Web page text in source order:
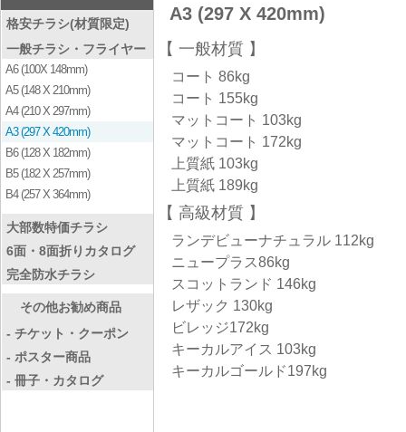
格安チラシ(材質限定)
一般チラシ・フライヤー
A6 (100X 148mm)
A5 (148 X 210mm)
A4 (210 X 297mm)
A3 (297 X 420mm)
B6 (128 X 182mm)
B5 (182 X 257mm)
B4 (257 X 364mm)
大部数特価チラシ
6面・8面折りカタログ
完全防水チラシ
その他お勧め商品
- チケット・クーポン
- ポスター商品
- 冊子・カタログ
A3 (297 X 420mm)
一般材質
コート 86kg
コート 155kg
マットコート 103kg
マットコート 172kg
上質紙 103kg
上質紙 189kg
高級材質
ランデビューナチュラル 112kg
ニュープラス86kg
スコットランド 146kg
レザック 130kg
ビレッジ172kg
キーカルアイス 103kg
キーカルゴールド197kg